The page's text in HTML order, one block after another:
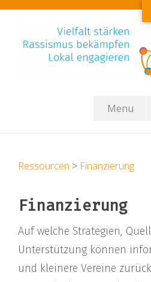
Skip
content
Menu
Ressourcen > Finanzierung
Finanzierung
Auf welche Strategien,
Unterstützung können
und kleinere Vereine